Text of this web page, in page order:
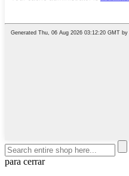
para cerrar